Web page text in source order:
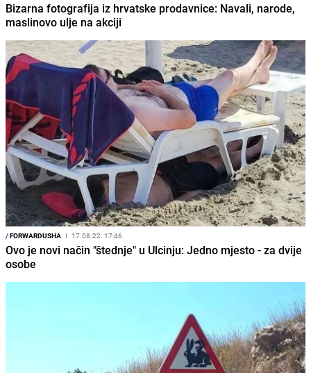
Bizarna fotografija iz hrvatske prodavnice: Navali, narode,
maslinovo ulje na akciji
/FORWARDUSHA I 17.08.22. 17:46
Ovo je novi način "štednje" u Ulcinju: Jedno mjesto - za dvije
osobe